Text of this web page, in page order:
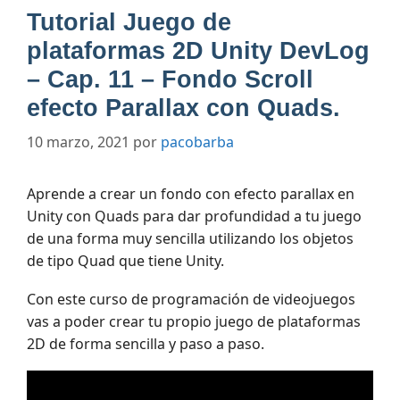
Tutorial Juego de
plataformas 2D Unity DevLog
– Cap. 11 – Fondo Scroll
efecto Parallax con Quads.
10 marzo, 2021 por pacobarba
Aprende a crear un fondo con efecto parallax en
Unity con Quads para dar profundidad a tu juego
de una forma muy sencilla utilizando los objetos
de tipo Quad que tiene Unity.
Con este curso de programación de videojuegos
vas a poder crear tu propio juego de plataformas
2D de forma sencilla y paso a paso.